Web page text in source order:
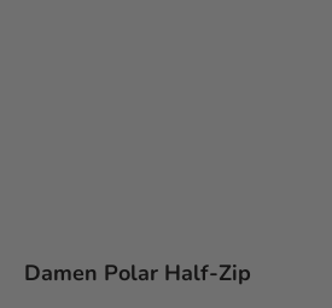
Damen Polar Half-Zip